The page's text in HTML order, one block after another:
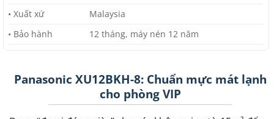
• Xuất xứ
Malaysia
• Bảo hành
12 tháng, máy nén 12 năm
Panasonic XU12BKH-8: Chuẩn mực mát lạnh
cho phòng VIP